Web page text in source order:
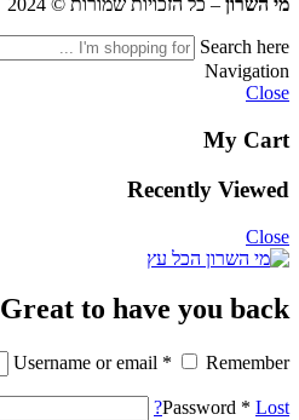
מי השרון – כל הזכויות שמורות © 2024
Search here
Navigation
Close
My Cart
Recently Viewed
Close
Great to have you back !
Username or email * Remember
Password * Lost?